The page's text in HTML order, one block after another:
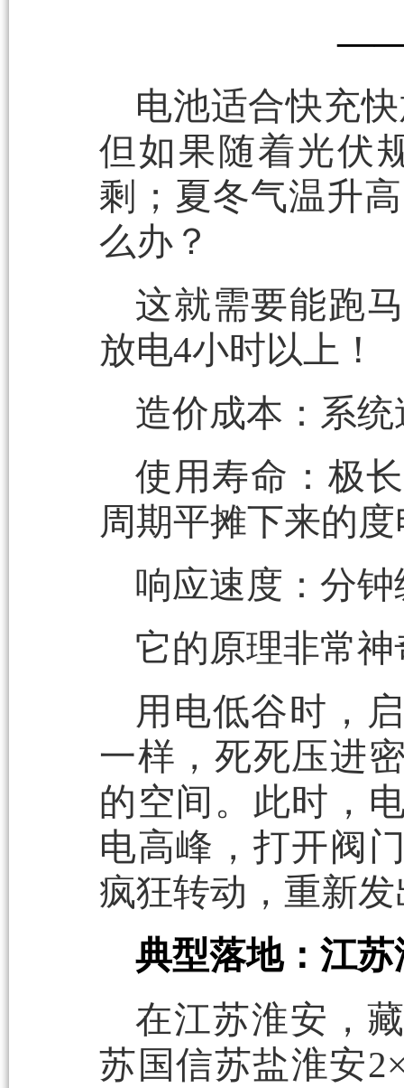
——
电池适合快充
但如果随着光伏
剩；夏冬气温升
么办？
这就需要能跑
放电4小时以上！
造价成本：系
使用寿命：极
周期平摊下来的
响应速度：分
它的原理非常
用电低谷时，
一样，死死压进
的空间。此时，
电高峰，打开阀
疯狂转动，重新
典型落地：江
在江苏淮安，
苏国信苏盐淮安